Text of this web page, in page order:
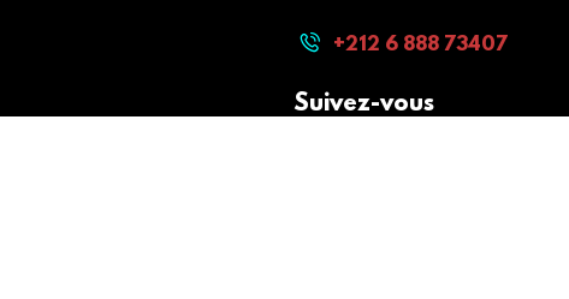
+212 6 888 73407
Suivez-vous